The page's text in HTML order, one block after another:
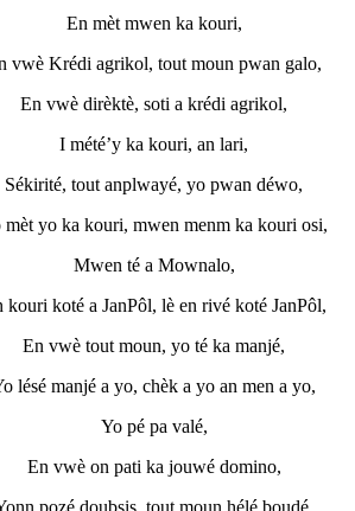
En mèt mwen ka kouri,
vwè Krédi agrikol, tout moun pwan galo,
En vwè dirèktè, soti a krédi agrikol,
I mété’y ka kouri, an lari,
Sékirité, tout anplwayé, yo pwan déwo,
mèt yo ka kouri, mwen menm ka kouri osi,
Mwen té a Mownalo,
kouri koté a JanPôl, lè en rivé koté JanPôl,
En vwè tout moun, yo té ka manjé,
lésé manjé a yo, chèk a yo an men a yo,
Yo pé pa valé,
En vwè on pati ka jouwé domino,